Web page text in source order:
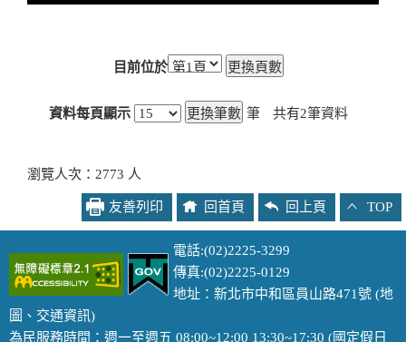
目前位於
資料每頁顯示 筆 共有2筆資料
瀏覽人次：2773 人
友善列印 回首頁 回上頁 TOP
電話:(02)2225-3299
傳真:(02)2225-0129
地址：新北市中和區員山路471號 (地
圖 、 交通資訊)
為民服務時間：週一至週五 08:00~12:00 13:30~17:30 (國定假日